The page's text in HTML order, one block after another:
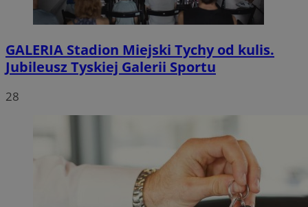
GALERIA Stadion Miejski Tychy od kulis.
Jubileusz Tyskiej Galerii Sportu
28